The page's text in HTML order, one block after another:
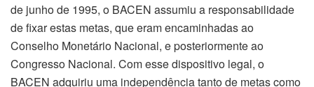
de junho de 1995, o BACEN assumiu a responsabilidade
de fixar estas metas, que eram encaminhadas ao
Conselho Monetário Nacional, e posteriormente ao
Congresso Nacional. Com esse dispositivo legal, o
BACEN adquiriu uma independência tanto de metas como